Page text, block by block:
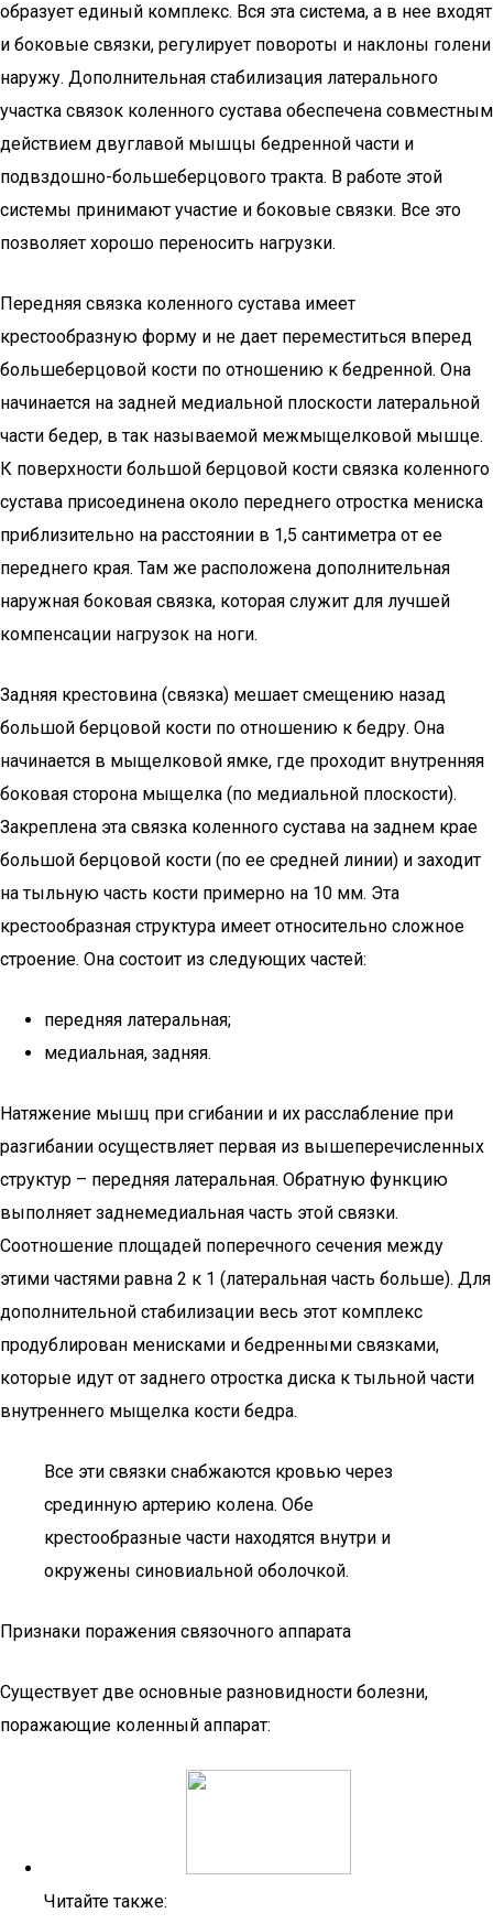
образует единый комплекс. Вся эта система, а в нее входят
и боковые связки, регулирует повороты и наклоны голени
наружу. Дополнительная стабилизация латерального
участка связок коленного сустава обеспечена совместным
действием двуглавой мышцы бедренной части и
подвздошно-большеберцового тракта. В работе этой
системы принимают участие и боковые связки. Все это
позволяет хорошо переносить нагрузки.
Передняя связка коленного сустава имеет
крестообразную форму и не дает переместиться вперед
большеберцовой кости по отношению к бедренной. Она
начинается на задней медиальной плоскости латеральной
части бедер, в так называемой межмыщелковой мышце.
К поверхности большой берцовой кости связка коленного
сустава присоединена около переднего отростка мениска
приблизительно на расстоянии в 1,5 сантиметра от ее
переднего края. Там же расположена дополнительная
наружная боковая связка, которая служит для лучшей
компенсации нагрузок на ноги.
Задняя крестовина (связка) мешает смещению назад
большой берцовой кости по отношению к бедру. Она
начинается в мыщелковой ямке, где проходит внутренняя
боковая сторона мыщелка (по медиальной плоскости).
Закреплена эта связка коленного сустава на заднем крае
большой берцовой кости (по ее средней линии) и заходит
на тыльную часть кости примерно на 10 мм. Эта
крестообразная структура имеет относительно сложное
строение. Она состоит из следующих частей:
передняя латеральная;
медиальная, задняя.
Натяжение мышц при сгибании и их расслабление при
разгибании осуществляет первая из вышеперечисленных
структур – передняя латеральная. Обратную функцию
выполняет заднемедиальная часть этой связки.
Соотношение площадей поперечного сечения между
этими частями равна 2 к 1 (латеральная часть больше). Для
дополнительной стабилизации весь этот комплекс
продублирован менисками и бедренными связками,
которые идут от заднего отростка диска к тыльной части
внутреннего мыщелка кости бедра.
Все эти связки снабжаются кровью через
срединную артерию колена. Обе
крестообразные части находятся внутри и
окружены синовиальной оболочкой.
Признаки поражения связочного аппарата
Существует две основные разновидности болезни,
поражающие коленный аппарат:
Читайте также: